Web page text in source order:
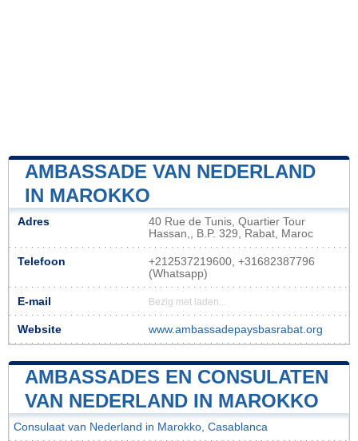
AMBASSADE VAN NEDERLAND
IN MAROKKO
Adres
40 Rue de Tunis, Quartier Tour
Hassan,, B.P. 329, Rabat, Maroc
Telefoon
+212537219600, +31682387796
(Whatsapp)
E-mail Bezig met laden...
Website www.ambassadepaysbasrabat.org
AMBASSADES EN CONSULATEN
VAN NEDERLAND IN MAROKKO
Consulaat van Nederland in Marokko, Casablanca